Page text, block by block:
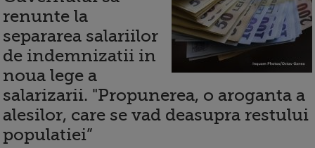
renunte la
separarea salariilor
de indemnizatii in
noua lege a
salarizarii. "Propunerea, o aroganta a
alesilor, care se vad deasupra restului
populatiei”